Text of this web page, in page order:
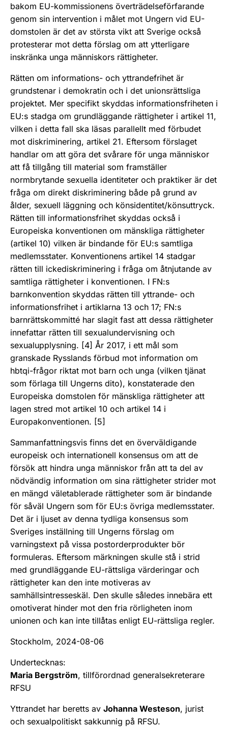
bakom EU-kommissionens överträdelseförfarande
genom sin intervention i målet mot Ungern vid EU-
domstolen är det av största vikt att Sverige också
protesterar mot detta förslag om att ytterligare
inskränka unga människors rättigheter.
Rätten om informations- och yttrandefrihet är
grundstenar i demokratin och i det unionsrättsliga
projektet. Mer specifikt skyddas informationsfriheten i
EU:s stadga om grundläggande rättigheter i artikel 11,
vilken i detta fall ska läsas parallellt med förbudet
mot diskriminering, artikel 21. Eftersom förslaget
handlar om att göra det svårare för unga människor
att få tillgång till material som framställer
normbrytande sexuella identiteter och praktiker är det
fråga om direkt diskriminering både på grund av
ålder, sexuell läggning och könsidentitet/könsuttryck.
Rätten till informationsfrihet skyddas också i
Europeiska konventionen om mänskliga rättigheter
(artikel 10) vilken är bindande för EU:s samtliga
medlemsstater. Konventionens artikel 14 stadgar
rätten till ickediskriminering i fråga om åtnjutande av
samtliga rättigheter i konventionen. I FN:s
barnkonvention skyddas rätten till yttrande- och
informationsfrihet i artiklarna 13 och 17; FN:s
barnrättskommitté har slagit fast att dessa rättigheter
innefattar rätten till sexualundervisning och
sexualupplysning. [4] År 2017, i ett mål som
granskade Rysslands förbud mot information om
hbtqi-frågor riktat mot barn och unga (vilken tjänat
som förlaga till Ungerns dito), konstaterade den
Europeiska domstolen för mänskliga rättigheter att
lagen stred mot artikel 10 och artikel 14 i
Europakonventionen. [5]
Sammanfattningsvis finns det en överväldigande
europeisk och internationell konsensus om att de
försök att hindra unga människor från att ta del av
nödvändig information om sina rättigheter strider mot
en mängd väletablerade rättigheter som är bindande
för såväl Ungern som för EU:s övriga medlemsstater.
Det är i ljuset av denna tydliga konsensus som
Sveriges inställning till Ungerns förslag om
varningstext på vissa postorderprodukter bör
formuleras. Eftersom märkningen skulle stå i strid
med grundläggande EU-rättsliga värderingar och
rättigheter kan den inte motiveras av
samhällsintresseskäl. Den skulle således innebära ett
omotiverat hinder mot den fria rörligheten inom
unionen och kan inte tillåtas enligt EU-rättsliga regler.
Stockholm, 2024-08-06
Undertecknas:
Maria Bergström, tillförordnad generalsekreterare
RFSU
Yttrandet har beretts av Johanna Westeson, jurist
och sexualpolitiskt sakkunnig på RFSU.